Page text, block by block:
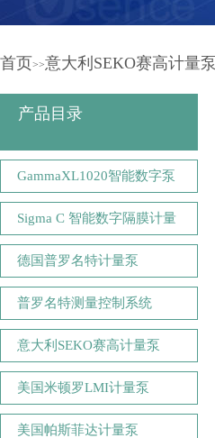
首页>>意大利SEKO赛高计量泵
产品目录
GammaXL1020智能数字泵
Sigma C 智能数字隔膜计量
德国普罗名特计量泵
普罗名特测量控制系统
意大利SEKO赛高计量泵
美国米顿罗LMI计量泵
美国帕斯菲达计量泵